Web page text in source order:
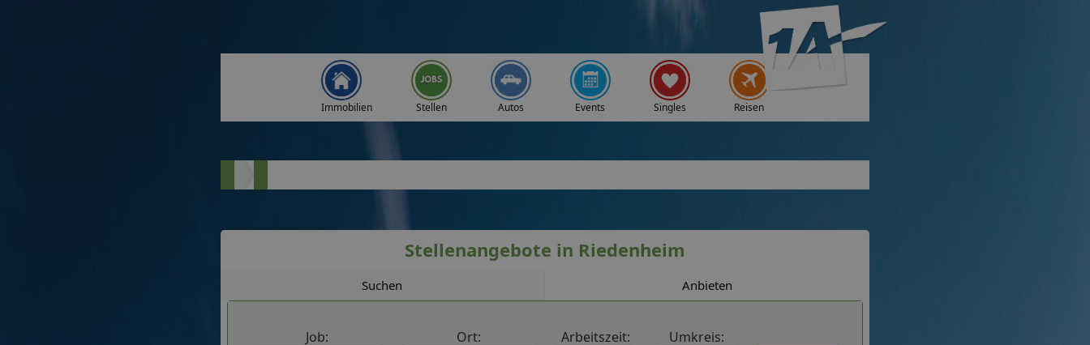
Immobilien Stellen Autos Events Singles Reisen
Stellenangebote in Riedenheim
Suchen Anbieten
Job: Ort: Arbeitszeit: Umkreis: